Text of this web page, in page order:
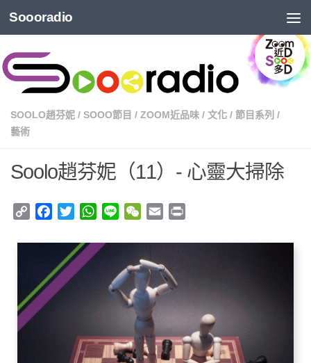
Soooradio
SOOLO趙芬妮 / SOOO節目 / ZOOM近品味 / 文化 / 節目系列 /
藝術
Soolo趙芬妮（11）- 心靈大掃除
Copy
Facebook
TwitterWhatsApp
Line WeChat
Email